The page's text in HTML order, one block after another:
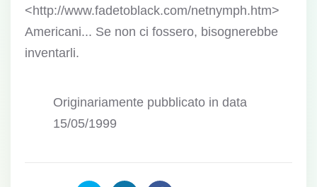
<http://www.fadetoblack.com/netnymph.htm>
Americani... Se non ci fossero, bisognerebbe
inventarli.
Originariamente pubblicato in data
15/05/1999